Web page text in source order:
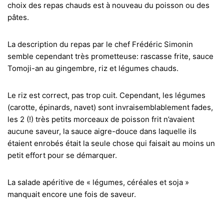
choix des repas chauds est à nouveau du poisson ou des
pâtes.
La description du repas par le chef Frédéric Simonin
semble cependant très prometteuse: rascasse frite, sauce
Tomoji-an au gingembre, riz et légumes chauds.
Le riz est correct, pas trop cuit. Cependant, les légumes
(carotte, épinards, navet) sont invraisemblablement fades,
les 2 (!) très petits morceaux de poisson frit n’avaient
aucune saveur, la sauce aigre-douce dans laquelle ils
étaient enrobés était la seule chose qui faisait au moins un
petit effort pour se démarquer.
La salade apéritive de « légumes, céréales et soja »
manquait encore une fois de saveur.